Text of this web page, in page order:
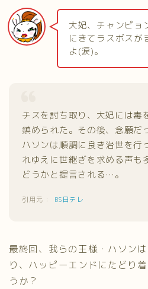
大妃、チャンピョ
にきてラスボスが
よ(涙)。
チスを討ち取り、大妃には毒
鎮められた。その後、念願だ
ハソンは順調に良き治世を行
れゆえに世継ぎを求める声も
どうかと提言される…。
BS日テレ
最終回、我らの王様・ハソン
り、ハッピーエンドにたどり
うか？